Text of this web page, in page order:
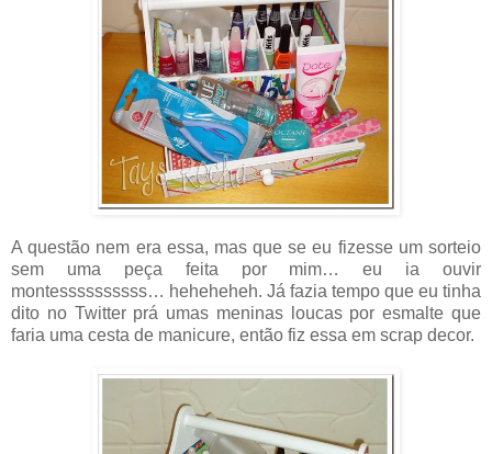
A questão nem era essa, mas que se eu fizesse um sorteio
sem uma peça feita por mim… eu ia ouvir
montessssssssss… heheheheh. Já fazia tempo que eu tinha
dito no Twitter prá umas meninas loucas por esmalte que
faria uma cesta de manicure, então fiz essa em scrap decor.